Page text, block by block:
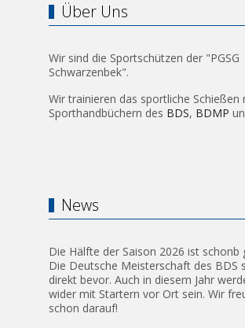
Über Uns
Wir sind die Sportschützen der "PGSG
Schwarzenbek".
Wir trainieren das sportliche Schießen
Sporthandbüchern des BDS, BDMP
News
Die Hälfte der Saison 2026 ist schonb
Die Deutsche Meisterschaft des BDS
direkt bevor. Auch in diesem Jahr
wider mit Startern vor Ort sein. Wir
schon darauf!